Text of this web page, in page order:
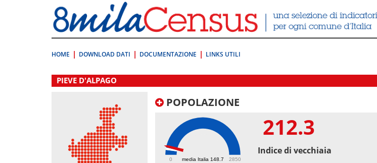
direttamente
a:
Contenuto
HOME DOWNLOAD DATI DOCUMENTAZIONE LINKS UTILI
.
PIEVE D'ALPAGO
POPOLAZIONE
media Italia 148.7
0 2850
212.3
Indice di vecchiaia